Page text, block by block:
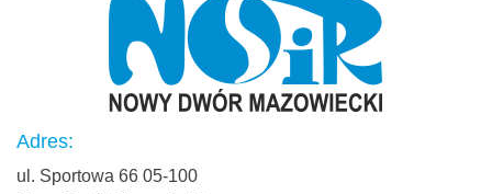
Adres:
ul. Sportowa 66 05-100